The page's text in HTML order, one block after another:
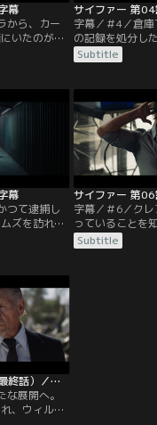
幕
から、カー
いたのがウ
ウィルの別
。ウィルは
のだった。
号を作成し
ことをウィ
を名乗る人
サイファー 第
字幕／＃4／倉
の記録を処分し
に、リーズとア
れるのは時間の
功したリストの
レット・ワトキ
が、倒れている
いで病院に連れ
んでしまい…。
Subtitle
幕
つて逮捕し
ズを訪れ、
関連を調
こにはウィ
人物から多
ことが判明
自分が標的
てしまう。ジ
カートが関
め…。
サイファー 第
字幕／＃6／ク
っていることを
を問い詰める。
レックスが組織
Subtitle
サイファー 第07話（最終話）／字幕
展開へ。
、ウィルは